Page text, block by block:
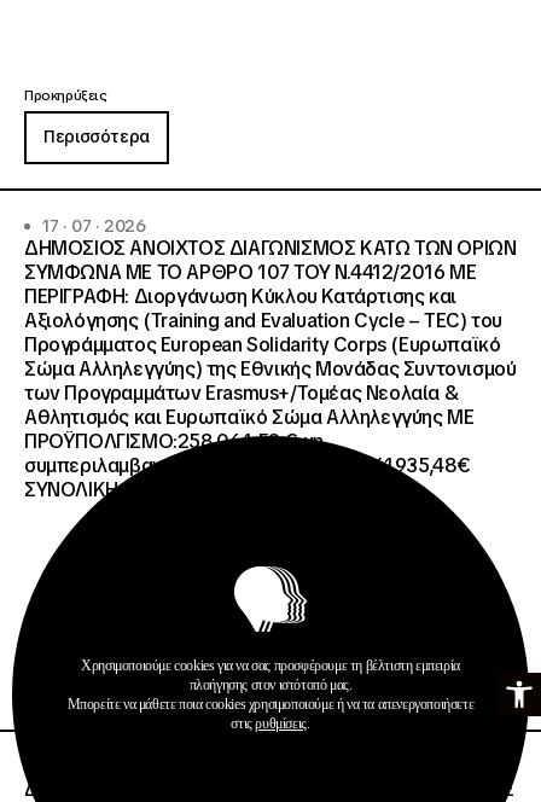
Ανοίξτε
Προκηρύξεις
Περισσότερα
17 · 07 · 2026
ΔΗΜΟΣΙΟΣ ΑΝΟΙΧΤΟΣ ΔΙΑΓΩΝΙΣΜΟΣ ΚΑΤΩ ΤΩΝ ΟΡΙΩΝ
ΣΥΜΦΩΝΑ ΜΕ ΤΟ ΑΡΘΡΟ 107 ΤΟΥ Ν.4412/2016 ΜΕ
ΠΕΡΙΓΡΑΦΗ: Διοργάνωση Κύκλου Κατάρτισης και
Αξιολόγησης (Training and Evaluation Cycle – TEC) του
Προγράμματος European Solidarity Corps (Ευρωπαϊκό
Σώμα Αλληλεγγύης) της Εθνικής Μονάδας Συντονισμού
των Προγραμμάτων Erasmus+/Τομέας Νεολαία &
Αθλητισμός και Ευρωπαϊκό Σώμα Αλληλεγγύης ΜΕ
ΠΡΟΫΠΟΛΓΙΣΜΟ:258.064,52 € μη
συμπεριλαμβανομένου του Φ.Π.Α. ΦΠΑ 61.935,48€
ΣΥΝΟΛΙΚΗ ΑΞΙΑ 320.000,00 €.
Περισσότερα
ΔΙΕΘΝΗΣ ΑΝΟΙΧΤΟΣ ΗΛΕΚΤΡΟΝΙΚΟΣ ΔΙΑΓΩΝΙΣΜΟΣ ΜΕ
Χρησιμοποιούμε cookies για να σας προσφέρουμε τη βέλτιστη εμπειρία
πλοήγησης στον ιστότοπό μας.
Μπορείτε να μάθετε ποια cookies χρησιμοποιούμε ή να τα απενεργοποιήσετε
στιςρυθμίσεις.